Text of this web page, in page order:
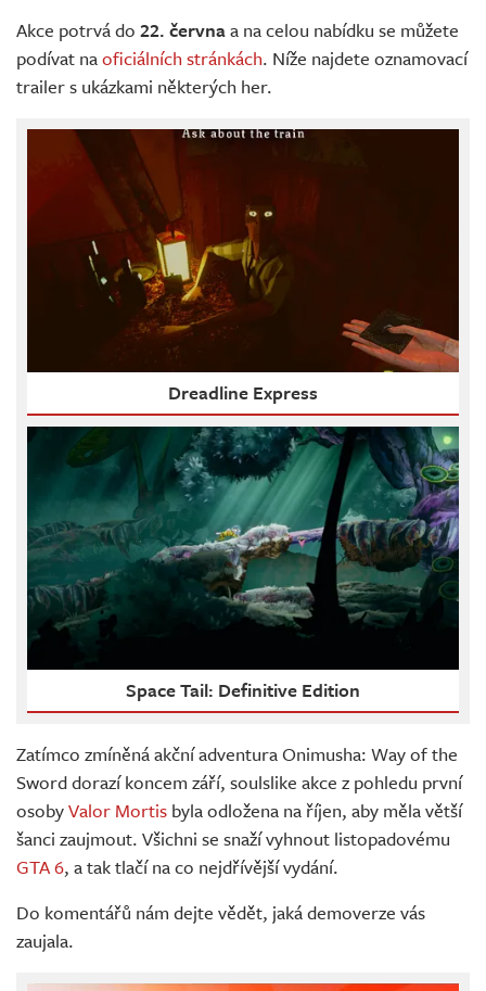
Akce potrvá do 22. červnaa na celou nabídku se můžete
podívat naoficiálních stránkách. Níže najdete oznamovací
trailer s ukázkami některých her.
Dreadline Express
Space Tail: Definitive Edition
Zatímco zmíněná akční adventura Onimusha: Way of the
Sword dorazí koncem září, soulslike akce z pohledu první
osobyValor Mortis byla odložena na říjen, aby měla větší
šanci zaujmout. Všichni se snaží vyhnout listopadovému
GTA 6, a tak tlačí na co nejdřívější vydání.
Do komentářů nám dejte vědět, jaká demoverze vás
zaujala.